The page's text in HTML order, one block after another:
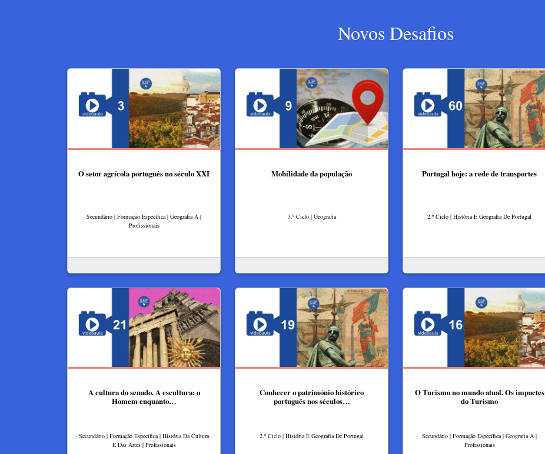
Novos Desafios
O setor agrícola português no século XXI
Secundário | Formação Específica | Geografia A |
Profissionais
Mobilidade da população
3.º Ciclo | Geografia
Portugal hoje: a rede de transportes
2.º Ciclo | História E Geografia De Portugal
A cultura do senado. A escultura: o
Homem enquanto…
Secundário | Formação Específica | História Da Cultura
E Das Artes | Profissionais
Conhecer o património histórico
português nos séculos…
2.º Ciclo | História E Geografia De Portugal
O Turismo no mundo atual. Os impactes
do Turismo
Secundário | Formação Específica | Geografia A |
Profissionais